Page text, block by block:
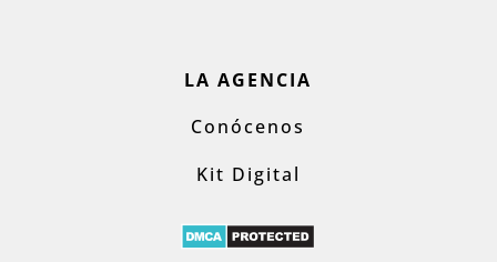
LA AGENCIA
Conócenos
Kit Digital